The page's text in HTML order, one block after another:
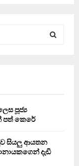
H
පූජ්‍ය
පත් කෙරේ
සියලු ආයතන
දැඩි